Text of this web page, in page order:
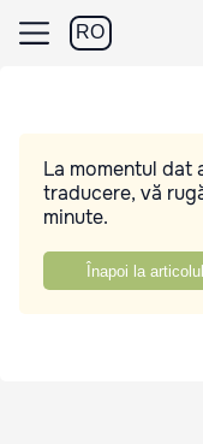
RO
La momentul dat
traducere, vă
minute.
Înapoi la